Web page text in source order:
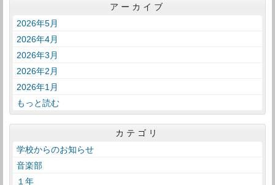
アーカイブ
2026年5月
2026年4月
2026年3月
2026年2月
2026年1月
もっと読む
カテゴリ
学校からのお知らせ
音楽部
１年